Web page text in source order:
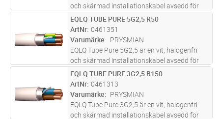
och skärmad installationskabel avsedd för
fast förläggning i både inom- och
utomhusmiljöer. Kabeln är uppbyggd med
entrådiga ledare, aluminiumband och
förte...läs mer
M Lägg i kundvagn
EQLQ TUBE PURE 5G2,5 R50
ArtNr 0461351
Varumärke
PRYSMIAN
EQLQ Tube Pure 5G2,5 är en vit, halogenfri
och skärmad installationskabel avsedd för
fast förläggning i både inom- och
utomhusmiljöer. Kabeln är uppbyggd med
entrådiga ledare, aluminiumband och
förte...läs mer
M Lägg i kundvagn
EQLQ TUBE PURE 3G2,5 B150
ArtNr 0461313
Varumärke
PRYSMIAN
EQLQ Tube Pure 3G2,5 är en vit, halogenfri
och skärmad installationskabel avsedd för